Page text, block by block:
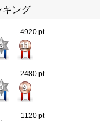
キング
4920 pt
11
2480 pt
9
1120 pt